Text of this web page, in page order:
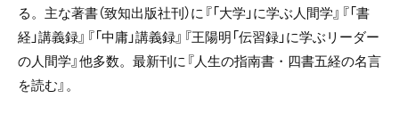
る。主な著書（致知出版社刊）に『「大学」に学ぶ人間学』『「書
経」講義録』『「中庸」講義録』『王陽明「伝習録」に学ぶリーダー
の人間学』他多数。最新刊に『人生の指南書・四書五経の名言
を読む』。